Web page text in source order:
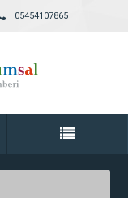
05454107865